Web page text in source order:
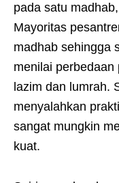
pada satu
Mayoritas
madhab sehingga
menilai perbedaan
lazim dan lumrah.
menyalahkan
sangat mungkin
kuat.